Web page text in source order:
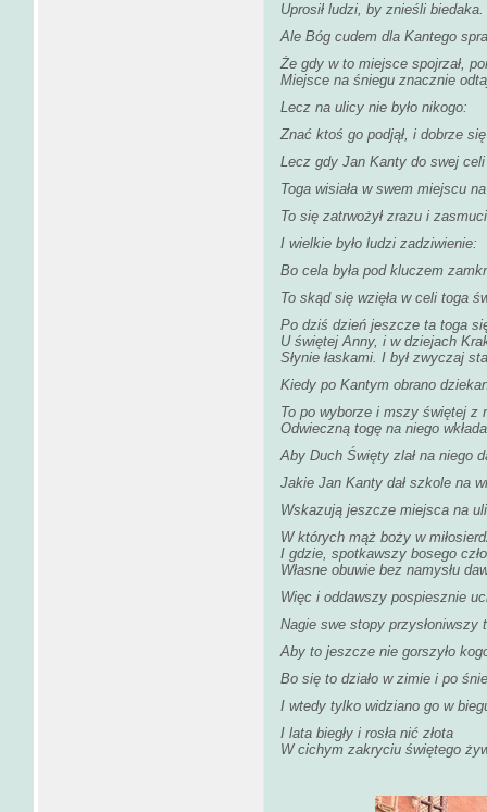
Uprosił ludzi, by znieśli biedaka.
Ale Bóg cudem dla Kantego
Że gdy w to miejsce spojrzał,
Miejsce na śniegu znacznie
Lecz na ulicy nie było nikogo:
Znać ktoś go podjął, i dobrze się
Lecz gdy Jan Kanty do swej celi
Toga wisiała w swem miejscu
To się zatrwożył zrazu i
I wielkie było ludzi zadziwienie:
Bo cela była pod kluczem
To skąd się wzięła w celi toga
Po dziś dzień jeszcze ta toga
U świętej Anny, i w dziejach
Słynie łaskami. I był zwyczaj
Kiedy po Kantym obrano
To po wyborze i mszy świętej z
Odwieczną togę na niego
Aby Duch Święty zlał na niego
Jakie Jan Kanty dał szkole na
Wskazują jeszcze miejsca na
W których mąż boży w
I gdzie, spotkawszy bosego
Własne obuwie bez namysłu
Więc i oddawszy pospiesznie
Nagie swe stopy przysłoniwszy
Aby to jeszcze nie gorszyło
Bo się to działo w zimie i po
I wtedy tylko widziano go w
I lata biegły i rosła nić złota
W cichym zakryciu świętego